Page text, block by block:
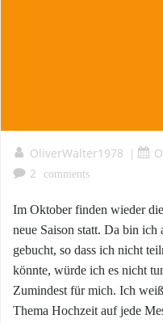
OliverWalter1978 |
2 comments
Im Oktober finden wieder
neue Saison statt. Da bin ich
gebucht, so dass ich nicht
könnte, würde ich es nicht
Zumindest für mich. Ich
Thema Hochzeit auf jede